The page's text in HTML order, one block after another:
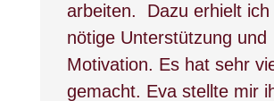
arbeiten.
Dazu erhielt ich
nötige Unterstützung und
Motivation. Es hat sehr
gemacht. Eva stellte mir